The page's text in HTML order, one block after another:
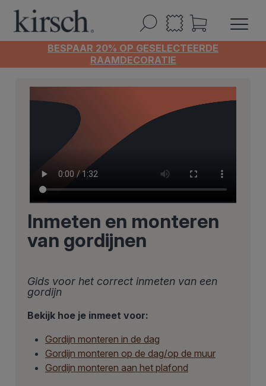
BESPAAR 20% OP GESELECTEERDE
RAAMDECORATIE
Inmeten en monteren
van gordijnen
Gids voor het correct inmeten van een
gordijn
Bekijk hoe je inmeet voor:
Gordijn monteren in de dag
Gordijn monteren op de dag/op de muur
Gordijn monteren aan het plafond